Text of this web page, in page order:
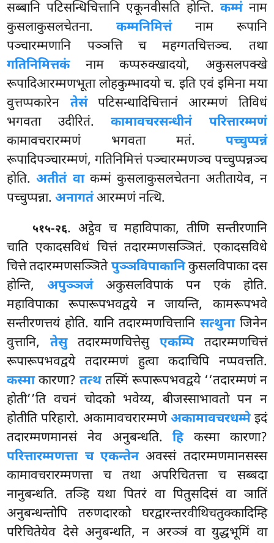
सब्बानि पटिसन्धिचित्तानि एकूनवीसति होन्ति. कम्मंनाम
कुसलाकुसलचेतना.कम्मनिमित्तंनाम रूपानि
पञ्चारम्मणानि पञ्ञत्ति च महग्गतचित्तञ्च. तथा
गतिनिमित्तकंनाम कप्परुक्खादयो, अकुसलपक्खे
रूपादिआरम्मणभूता लोहकुम्भादयो च. इति एवं इमिना मया
वुत्तप्पकारेन तेसंपटिसन्धादिचित्तानं आरम्मणं तिविधं
भगवता उदीरितं.कामावचरसन्धीनं परित्तारम्मणं
कामावचरारम्मणं भगवता मतं. पच्चुप्पन्नं
रूपादिपञ्चारम्मणं, गतिनिमित्तं पञ्चारम्मणञ्च पच्चुप्पन्नञ्च
होति.अतीतं वाकम्मं कुसलाकुसलचेतना अतीतायेव, न
पच्चुप्पन्ना.अनागतंआरम्मणं नत्थि.
५१५-२६. अट्ठेव च महाविपाका, तीणि सन्तीरणानि
चाति एकादसविधं चित्तं तदारम्मणसञ्ञितं. एकादसविधे
चित्तेतदारम्मणसञ्ञितेपुञ्ञविपाकानिकुसलविपाका दस
होन्ति,अपुञ्ञजंअकुसलविपाकं पन एकं होति.
महाविपाका रूपारूपभवद्वये न जायन्ति, कामरूपभवे
सन्तीरणत्तयं होति. यानि तदारम्मणचित्तानिसत्थुनाजिनेन
वुत्तानि,तेसुतदारम्मणचित्तेसु एकम्पितदारम्मणचित्तं
रूपारूपभवद्वये तदारम्मणं हुत्वा कदाचिपि नप्पवत्तति.
कस्माकारणा?तत्थतस्मिं रूपारूपभवद्वये ‘‘तदारम्मणं न
होती’’ति वचनं चोदको भवेय्य, बीजस्साभावतो पन न
होतीति परिहारो. अकामावचरारम्मणेअकामावचरधम्मेइदं
तदारम्मणमानसं नेव अनुबन्धति.हिकस्मा कारणा?
परित्तारम्मणत्ता च एकन्तेनअवस्सं तदारम्मणमानसस्स
कामावचरारम्मणत्ता च तथा अपरिचितत्ता च सब्बदा
नानुबन्धति. तञ्हि यथा पितरं वा पितुसदिसं वा ञातिं
अनुबन्धन्तोपि तरुणदारको घरद्वारन्तरवीथिचतुक्कादिम्हि
परिचितेयेव देसे अनुबन्धति, न अरञ्ञं वा युद्धभूमिं वा